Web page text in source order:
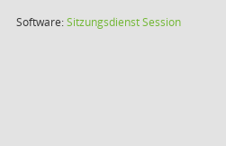
Software:SitzungsdienstSession(Wird in